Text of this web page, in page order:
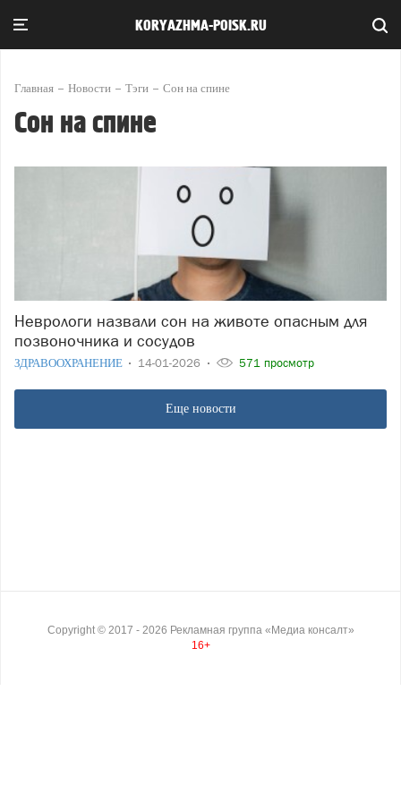
KORYAZHMA-POISK.RU
Главная Новости Тэги Сон на спине
Сон на спине
Неврологи назвали сон на животе опасным для
позвоночника и сосудов
ЗДРАВООХРАНЕНИЕ 14-01-2026 571 просмотр
Еще новости
Copyright © 2017 - 2026 Рекламная группа «Медиа консалт»
16+